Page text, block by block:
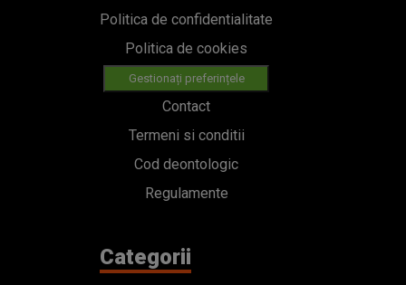
Politica de confidentialitate
Politica de cookies
Gestionați preferințele
Contact
Termeni si conditii
Cod deontologic
Regulamente
Categorii